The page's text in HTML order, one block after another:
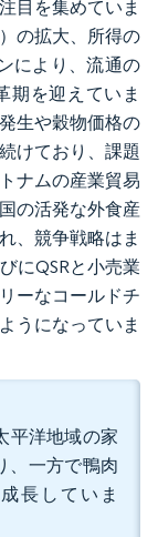
目を集めていま
の拡大、所得の
により、流通の
期を迎えていま
生や穀物価格の
けており、課題
ナムの産業貿易
の活発な外食産
、競争戦略はま
にQSRと小売業
ーなコールドチ
うになっていま
平洋地域の家
、一方で鴨肉
長していま